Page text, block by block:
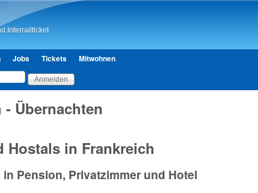
Interrailticket
Jobs Tickets Mitwohnen
- Übernachten
Hostals in Frankreich
Pension, Privatzimmer und Hotel